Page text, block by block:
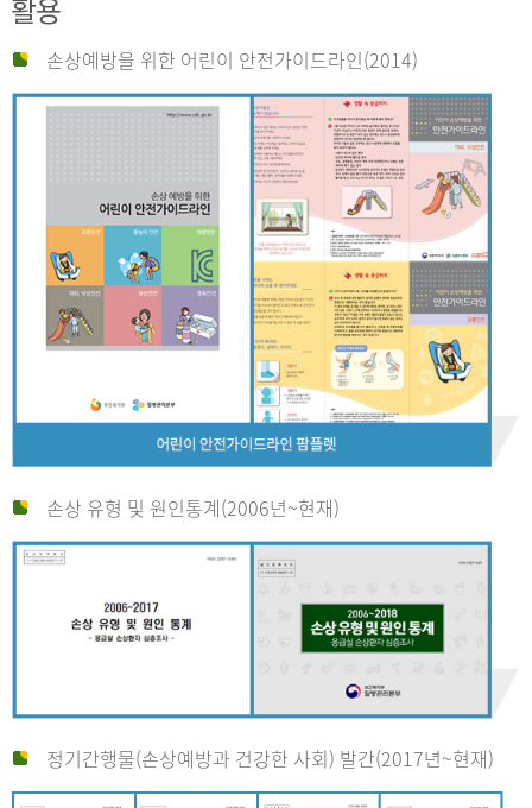
활용
손상예방을 위한 어린이 안전가이드라인(2014)
손상 유형 및 원인통계(2006년~현재)
정기간행물(손상예방과 건강한 사회) 발간(2017년~현재)